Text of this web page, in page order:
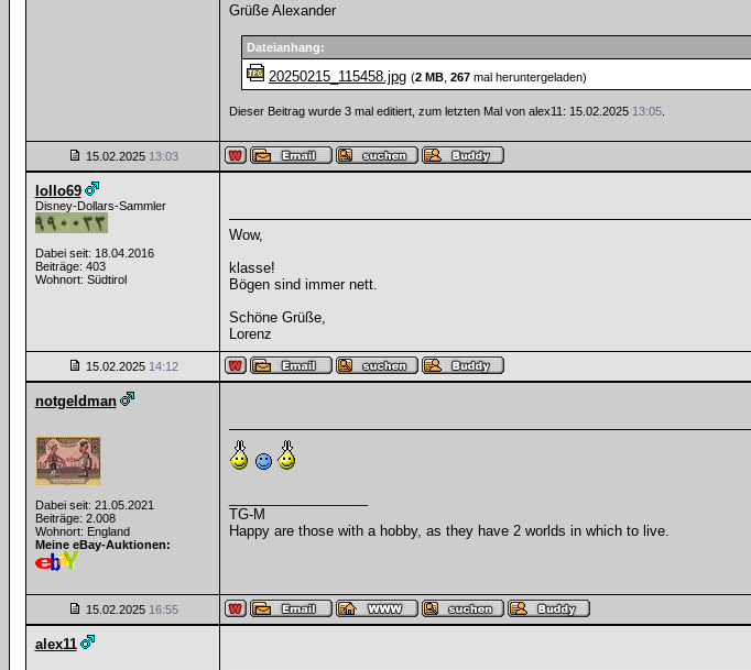
Grüße Alexander
Dateianhang:
20250215_115458.jpg (2 MB 267 mal heruntergeladen)
Dieser Beitrag wurde 3 mal editiert, zum letzten Mal von alex11: 15.02.2025 13:05.
15.02.2025 13:03
lollo69
Disney-Dollars-Sammler
Dabei seit: 18.04.2016
Beiträge: 403
Wohnort: Südtirol
Wow,
klasse!
Bögen sind immer nett.
Schöne Grüße,
Lorenz
15.02.2025 14:12
notgeldman
Dabei seit: 21.05.2021
Beiträge: 2.008
Wohnort: England
Meine eBay-Auktionen:
TG-M
Happy are those with a hobby, as they have 2 worlds in which to live.
15.02.2025 16:55
alex11